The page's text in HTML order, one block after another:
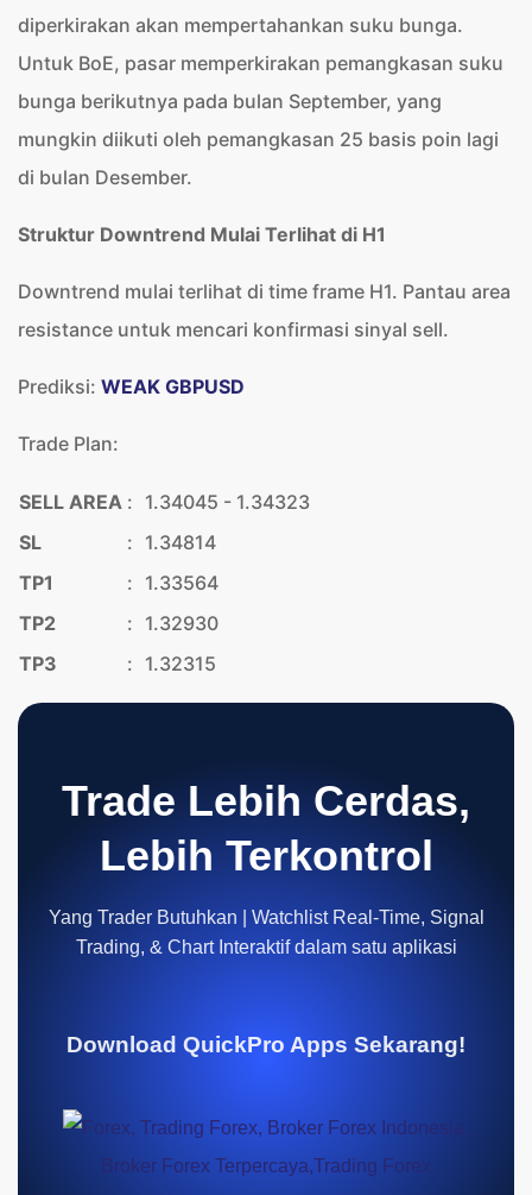
diperkirakan akan mempertahankan suku bunga.
Untuk BoE, pasar memperkirakan pemangkasan suku
bunga berikutnya pada bulan September, yang
mungkin diikuti oleh pemangkasan 25 basis poin lagi
di bulan Desember.
Struktur Downtrend Mulai Terlihat di H1
Downtrend mulai terlihat di time frame H1. Pantau area
resistance untuk mencari konfirmasi sinyal sell.
Prediksi: WEAK GBPUSD
Trade Plan:
SELL AREA : 1.34045 - 1.34323
SL
: 1.34814
TP1
: 1.33564
TP2
: 1.32930
TP3
: 1.32315
Trade Lebih Cerdas,
Lebih Terkontrol
Yang Trader Butuhkan | Watchlist Real-Time, Signal
Trading, & Chart Interaktif dalam satu aplikasi
Download QuickPro Apps Sekarang!